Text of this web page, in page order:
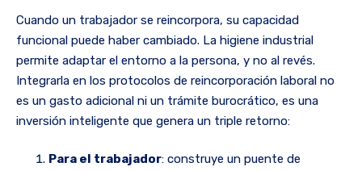
Cuando un trabajador se reincorpora, su capacidad
funcional puede haber cambiado. La higiene industrial
permite adaptar el entorno a la persona, y no al revés.
Integrarla en los protocolos de reincorporación laboral no
es un gasto adicional ni un trámite burocrático, es una
inversión inteligente que genera un triple retorno:
Para el trabajador: construye un puente de